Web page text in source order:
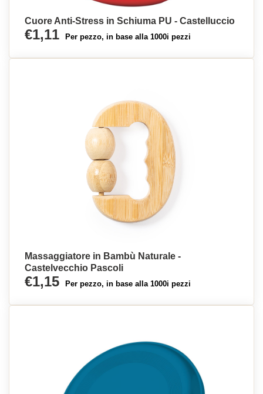
Cuore Anti-Stress in Schiuma PU - Castelluccio
€1,11 Per pezzo, in base alla 1000i pezzi
Massaggiatore in Bambù Naturale -
Castelvecchio Pascoli
€1,15 Per pezzo, in base alla 1000i pezzi